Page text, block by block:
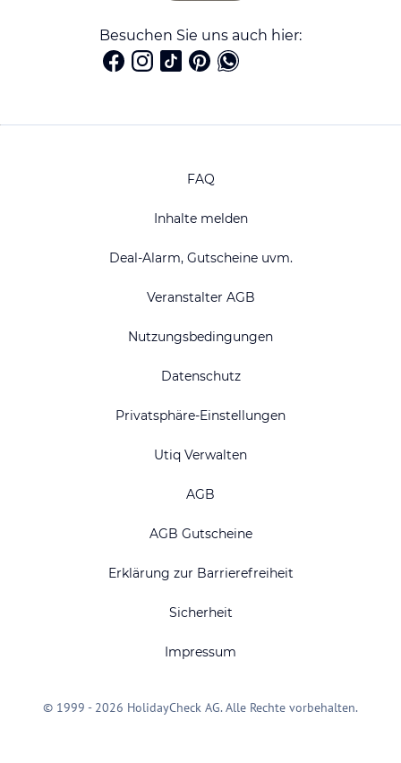
Besuchen Sie uns auch hier:
FAQ
Inhalte melden
Deal-Alarm, Gutscheine uvm.
Veranstalter AGB
Nutzungsbedingungen
Datenschutz
Privatsphäre-Einstellungen
Utiq Verwalten
AGB
AGB Gutscheine
Erklärung zur Barrierefreiheit
Sicherheit
Impressum
© 1999 - 2026 HolidayCheck AG. Alle Rechte vorbehalten.